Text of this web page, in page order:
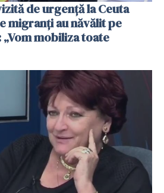
de urgență la Ceuta
migranți au năvălit pe
mobiliza toate